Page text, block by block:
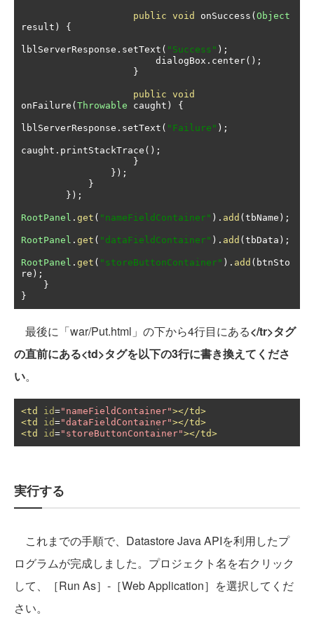
public void onSuccess ( Object
result ) {
lblServerResponse . setText ( "Success" );
                        dialogBox
. center();
}
public void
onFailure ( Throwable caught ) {
lblServerResponse . setText ( "Failure" );
caught . printStackTrace ();
}
});
}
});
RootPanel . get ( "nameFieldContainer" ). add ( tbName );
RootPanel . get ( "dataFieldContainer" ). add ( tbData );
RootPanel . get ( "storeButtonContainer" ). add ( btnSto
re );
}
}
最後に「war/Put.html」の下から4行目にある</tr>タグ
の直前にある<td>タグを以下の3行に書き換えてくださ
い。
<td id="nameFieldContainer"></td>
<td
id="dataFieldContainer"></td>
<td
id="storeButtonContainer"></td>
実行する
これまでの手順で、Datastore Java APIを利用したプ
ログラムが完成しました。プロジェクト名を右クリック
して、［Run As］-［Web Application］を選択してくだ
さい。